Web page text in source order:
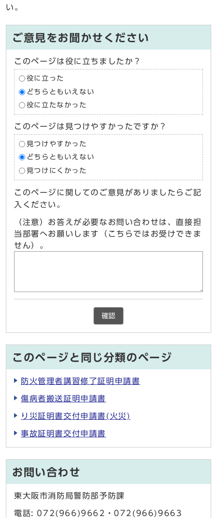
い。
ご意見をお聞かせください
このページは役に立ちましたか？
役に立った
どちらともいえない
役に立たなかった
このページは見つけやすかったですか？
見つけやすかった
どちらともいえない
見つけにくかった
このページに関してのご意見がありましたらご記
入ください。
（注意）お答えが必要なお問い合わせは、直接担
当部署へお願いします（こちらではお受けできま
せん）。
確認
このページと同じ分類のページ
防火管理者講習修了証明申請書
傷病者搬送証明申請書
り災証明書交付申請書(火災)
事故証明書交付申請書
お問い合わせ
東大阪市消防局警防部予防課
電話: 072(966)9662・072(966)9663